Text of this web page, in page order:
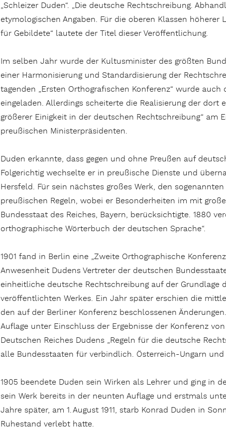
„Schleizer Duden“. „Die deutsche Rechtschreibung.
etymologischen Angaben. Für die oberen Klassen
für Gebildete“ lautete der Titel dieser Veröffentlichung.
Im selben Jahr wurde der Kultusminister des größten
einer Harmonisierung und Standardisierung der
tagenden „Ersten Orthografischen Konferenz“ wurde auch
eingeladen. Allerdings scheiterte die Realisierung der dort
größerer Einigkeit in der deutschen Rechtschreibung“ am
preußischen Ministerpräsidenten.
Duden erkannte, dass gegen und ohne Preußen auf
Folgerichtig wechselte er in preußische Dienste und
Hersfeld. Für sein nächstes großes Werk, den
preußischen Regeln, wobei er Besonderheiten im mit
Bundesstaat des Reiches, Bayern, berücksichtigte. 1880
orthographische Wörterbuch der deutschen Sprache“.
1901 fand in Berlin eine „Zweite Orthographische
Anwesenheit Dudens Vertreter der deutschen
einheitliche deutsche Rechtschreibung auf der Grundlage
veröffentlichten Werkes. Ein Jahr später erschien die
den auf der Berliner Konferenz beschlossenen
Auflage unter Einschluss der Ergebnisse der Konferenz
Deutschen Reiches Dudens „Regeln für die deutsche
alle Bundesstaaten für verbindlich. Österreich-Ungarn
1905 beendete Duden sein Wirken als Lehrer und ging in
sein Werk bereits in der neunten Auflage und erstmals
Jahre später, am 1. August 1911, starb Konrad Duden in
Ruhestand verlebt hatte.